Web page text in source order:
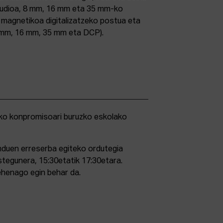
8 mm, 16 mm eta 35 mm-ko
digitalizatzeko postua eta
16 mm, 35 mm eta DCP).
erreserba egiteko ordutegia
15:30etatik 17:30etara.
egin behar da.